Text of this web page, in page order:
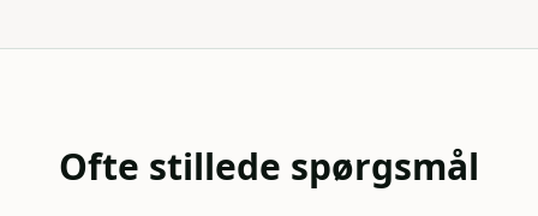
Ofte stillede spørgsmål